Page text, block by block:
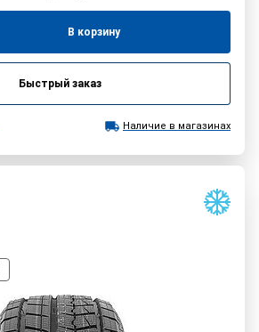
В корзину
Быстрый заказ
Наличие в магазинах